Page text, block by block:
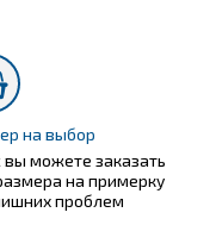
на выбор
вы можете заказать
на примерку
проблем